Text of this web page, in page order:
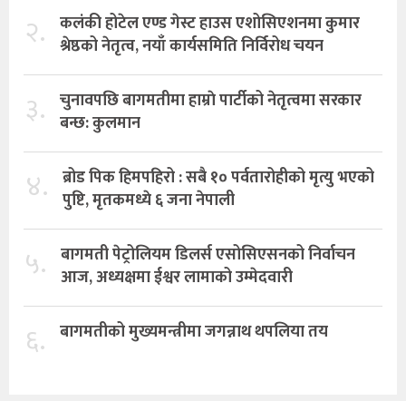
२. कलंकी होटेल एण्ड गेस्ट हाउस एशोसिएशनमा कुमार
श्रेष्ठको नेतृत्व, नयाँ कार्यसमिति निर्विरोध चयन
३. चुनावपछि बागमतीमा हाम्राे पार्टीको नेतृत्वमा सरकार
बन्छ: कुलमान
४. ब्रोड पिक हिमपहिरो : सबै १० पर्वतारोहीको मृत्यु भएको
पुष्टि, मृतकमध्ये ६ जना नेपाली
५. बागमती पेट्रोलियम डिलर्स एसोसिएसनको निर्वाचन
आज, अध्यक्षमा ईश्वर लामाको उम्मेदवारी
६. बागमतीको मुख्यमन्त्रीमा जगन्नाथ थपलिया तय